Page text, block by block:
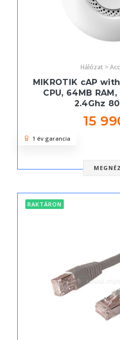
Hálózat >
MIKROTIK cAP
CPU, 64MB
2.4Ghz
15
1 év garancia
RAKTÁRON